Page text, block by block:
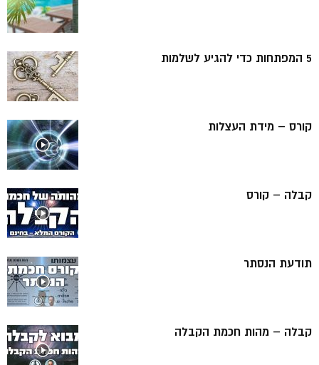
5 המפתחות כדי להגיע לשלמות
קורס – מידת העצלות
קבלה – קורס
תודעת הנסתר
קבלה – מהות חכמת הקבלה